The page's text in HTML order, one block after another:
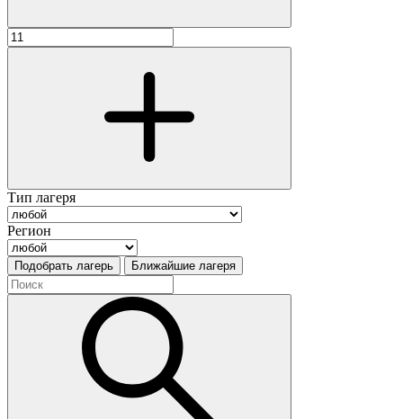
Тип лагеря
Регион
Подобрать лагерь Ближайшие лагеря